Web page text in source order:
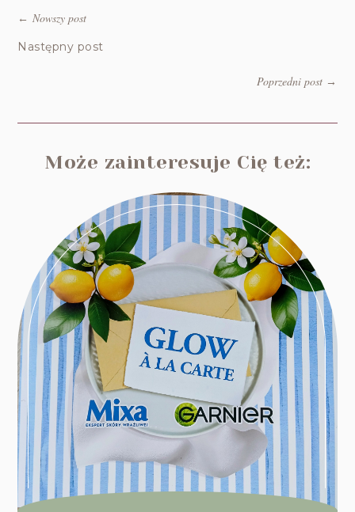
←Nowszy post
Następny post
Poprzedni post→
Może zainteresuje Cię też: